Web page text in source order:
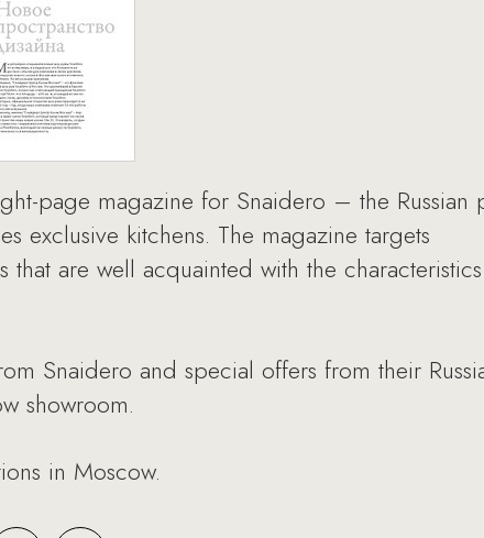
page magazine for Snaidero – the Russian
exclusive kitchens. The magazine targets
are well acquainted with the
Snaidero and special offers from their
showroom.
in Moscow.